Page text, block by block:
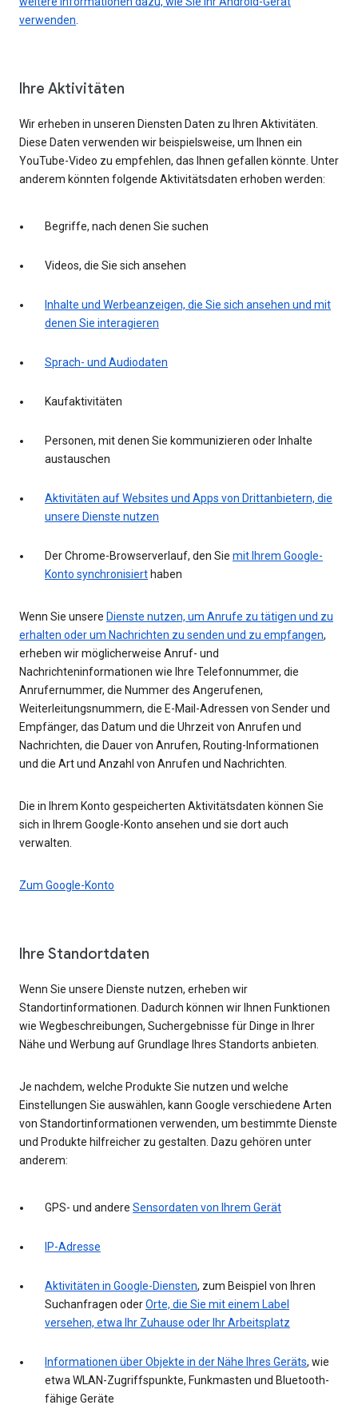
verwenden.
Ihre Aktivitäten
Wir erheben in unseren Diensten Daten zu Ihren Aktivitäten.
Diese Daten verwenden wir beispielsweise, um Ihnen ein
YouTube-Video zu empfehlen, das Ihnen gefallen könnte. Unter
anderem könnten folgende Aktivitätsdaten erhoben werden:
Begriffe, nach denen Sie suchen
Videos, die Sie sich ansehen
Inhalte und Werbeanzeigen, die Sie sich ansehen und mit
denen Sie interagieren
Sprach- und Audiodaten
Kaufaktivitäten
Personen, mit denen Sie kommunizieren oder Inhalte
austauschen
Aktivitäten auf Websites und Apps von Drittanbietern, die
unsere Dienste nutzen
Der Chrome-Browserverlauf, den Sie mit Ihrem Google-
Konto synchronisiert haben
Wenn Sie unsere Dienste nutzen, um Anrufe zu tätigen und zu
erhalten oder um Nachrichten zu senden und zu empfangen,
erheben wir möglicherweise Anruf- und
Nachrichteninformationen wie Ihre Telefonnummer, die
Anrufernummer, die Nummer des Angerufenen,
Weiterleitungsnummern, die E-Mail-Adressen von Sender und
Empfänger, das Datum und die Uhrzeit von Anrufen und
Nachrichten, die Dauer von Anrufen, Routing-Informationen
und die Art und Anzahl von Anrufen und Nachrichten.
Die in Ihrem Konto gespeicherten Aktivitätsdaten können Sie
sich in Ihrem Google-Konto ansehen und sie dort auch
verwalten.
Zum Google-Konto
Ihre Standortdaten
Wenn Sie unsere Dienste nutzen, erheben wir
Standortinformationen. Dadurch können wir Ihnen Funktionen
wie Wegbeschreibungen, Suchergebnisse für Dinge in Ihrer
Nähe und Werbung auf Grundlage Ihres Standorts anbieten.
Je nachdem, welche Produkte Sie nutzen und welche
Einstellungen Sie auswählen, kann Google verschiedene Arten
von Standortinformationen verwenden, um bestimmte Dienste
und Produkte hilfreicher zu gestalten. Dazu gehören unter
anderem:
GPS- und andere Sensordaten von Ihrem Gerät
IP-Adresse
Aktivitäten in Google-Diensten, zum Beispiel von Ihren
Suchanfragen oderOrte, die Sie mit einem Label
versehen, etwa Ihr Zuhause oder Ihr Arbeitsplatz
Informationen über Objekte in der Nähe Ihres Geräts, wie
etwa WLAN-Zugriffspunkte, Funkmasten und Bluetooth-
fähige Geräte